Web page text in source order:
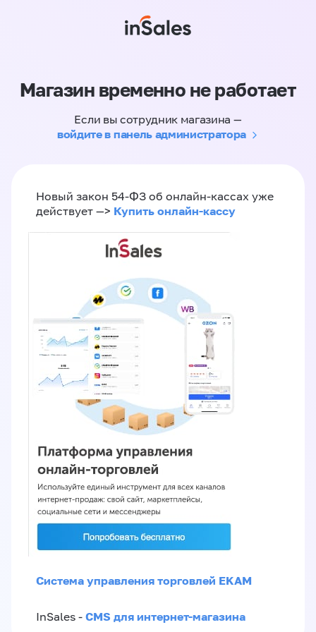
Магазин временно не работает
Если вы сотрудник магазина —
войдите в панель администратора
Новый закон 54-ФЗ об онлайн-кассах уже
действует —> Купить онлайн-кассу
Система управления торговлей EKAM
InSales - CMS для интернет-магазина